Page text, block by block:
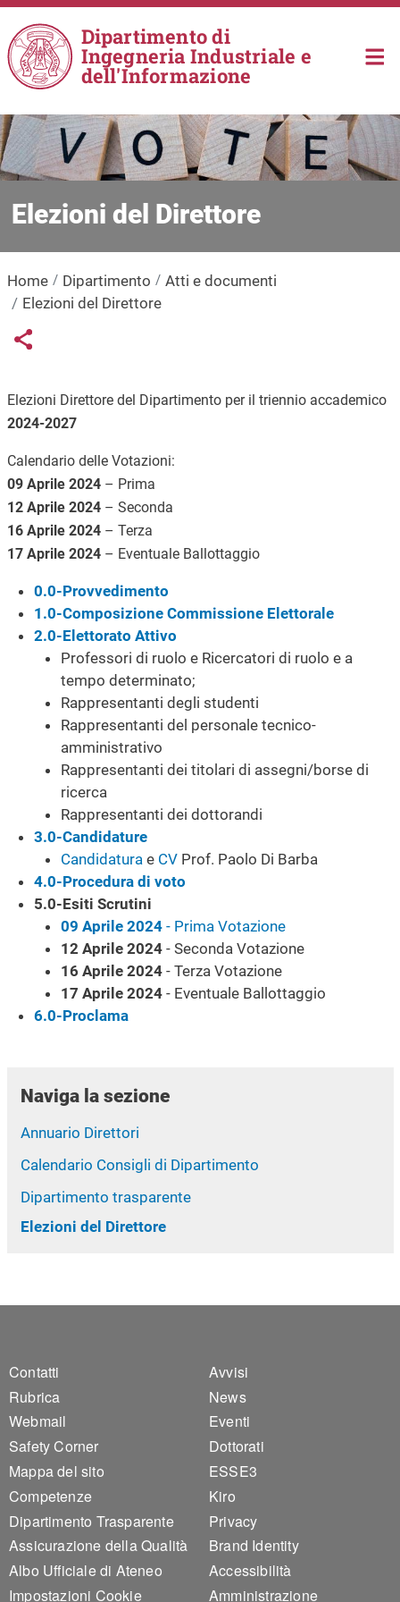
Salta al contenuto principale
Dipartimento di
Ingegneria Industriale e
dell'Informazione
Elezioni del Direttore
Home Dipartimento
Atti e documenti
Elezioni del Direttore
Links condivisione social
Share button
Elezioni Direttore del Dipartimento per il triennio accademico
2024-2027
Calendario delle Votazioni:
09 Aprile 2024– Prima
12 Aprile 2024– Seconda
16 Aprile 2024– Terza
17 Aprile 2024– Eventuale Ballottaggio
0.0-Provvedimento
1.0-Composizione Commissione Elettorale
2.0-Elettorato Attivo
Professori di ruolo e Ricercatori di ruolo e a
tempo determinato;
Rappresentanti degli studenti
Rappresentanti del personale tecnico-
amministrativo
Rappresentanti dei titolari di assegni/borse di
ricerca
Rappresentanti dei dottorandi
3.0-Candidature
Candidaturae CVProf. Paolo Di Barba
4.0-Procedura di voto
5.0-Esiti Scrutini
09 Aprile 2024- Prima Votazione
12 Aprile 2024- Seconda Votazione
16 Aprile 2024- Terza Votazione
17 Aprile 2024- Eventuale Ballottaggio
6.0-Proclama
Naviga la sezione
Annuario Direttori
Calendario Consigli di Dipartimento
Dipartimento trasparente
Elezioni del Direttore
Footer 1
Contatti
Rubrica
Webmail
Safety Corner
Mappa del sito
Competenze
Dipartimento Trasparente
Assicurazione della Qualità
Albo Ufficiale di Ateneo
Impostazioni Cookie
Footer 2
Avvisi
News
Eventi
Dottorati
ESSE3
Kiro
Privacy
Brand Identity
Accessibilità
Amministrazione